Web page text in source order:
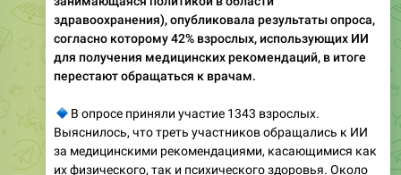
здравоохранения), опубликовала результаты опроса,
согласно которому 42% взрослых, использующих ИИ
для получения медицинских рекомендаций, в итоге
перестают обращаться к врачам.
В опросе приняли участие 1343 взрослых.
Выяснилось, что треть участников обращались к ИИ
за медицинскими рекомендациями, касающимися как
их физического, так и психического здоровья. Около